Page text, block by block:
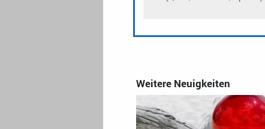
Weitere Neuigkeiten